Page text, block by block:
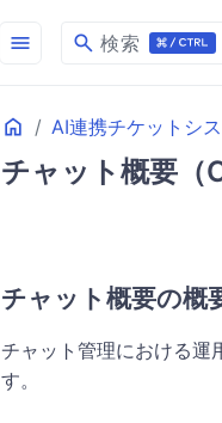
menu search 検索
Home AI連携チケットシ
チャット概要（
チャット概要の概
チャット管理における運
す。